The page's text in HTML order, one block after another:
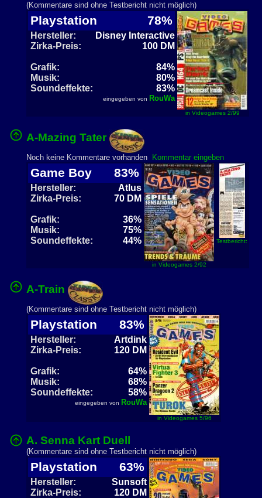
(Kommentare sind ohne Testbericht nicht möglich)
Playstation 78%
Hersteller:
Disney Interactive
Zirka-Preis:
100 DM
Grafik:
84%
Musik:
80%
Soundeffekte:
83%
eingegeben von RouWa
in Videogames 2/99
A-Mazing Tater
Noch keine Kommentare vorhanden Kommentar eingeben
Game Boy 83%
Hersteller:
Atlus
Zirka-Preis:
70 DM
Grafik:
36%
Musik:
75%
Soundeffekte:
44%
in Videogames 2/92
Testbericht:
A-Train
(Kommentare sind ohne Testbericht nicht möglich)
Playstation 83%
Hersteller:
Artdink
Zirka-Preis:
120 DM
Grafik:
64%
Musik:
68%
Soundeffekte:
58%
eingegeben von RouWa
in Videogames 5/96
A. Senna Kart Duell
(Kommentare sind ohne Testbericht nicht möglich)
Playstation 63%
Hersteller:
Sunsoft
Zirka-Preis:
120 DM